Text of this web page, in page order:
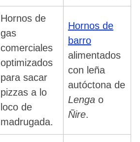
Hornos de
gas
comerciales
optimizados
para sacar
pizzas a lo
loco de
madrugada.
Hornos de
barro
alimentados
con leña
autóctona de
Lengao
Ñire.